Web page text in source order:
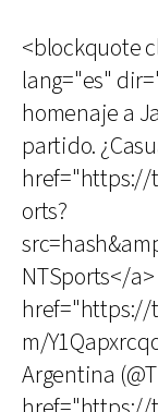
<blockquote
lang="es"
homenaje a
partido.
href="https://
orts?
NTSports</a>
href="https://
m/
Argentina